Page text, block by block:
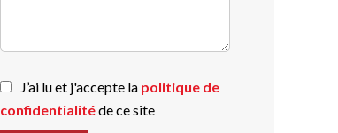
J’ai lu et j'accepte la politique de
confidentialitéde ce site